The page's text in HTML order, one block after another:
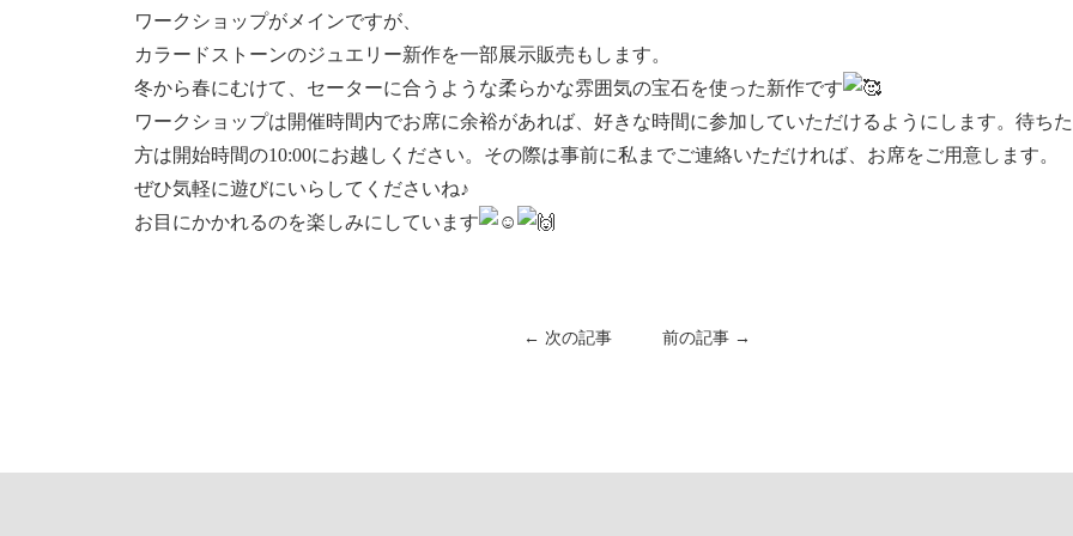
ワークショップがメインですが、
カラードストーンのジュエリー新作を一部展示販売もします。
冬から春にむけて、セーターに合うような柔らかな雰囲気の宝石を使った新作です
ワークショップは開催時間内でお席に余裕があれば、好きな時間に参加していただけるようにします。待ち
方は開始時間の10:00にお越しください。その際は事前に私までご連絡いただければ、お席をご用意します。
ぜひ気軽に遊びにいらしてくださいね♪
お目にかかれるのを楽しみにしています
← 次の記事 前の記事 →